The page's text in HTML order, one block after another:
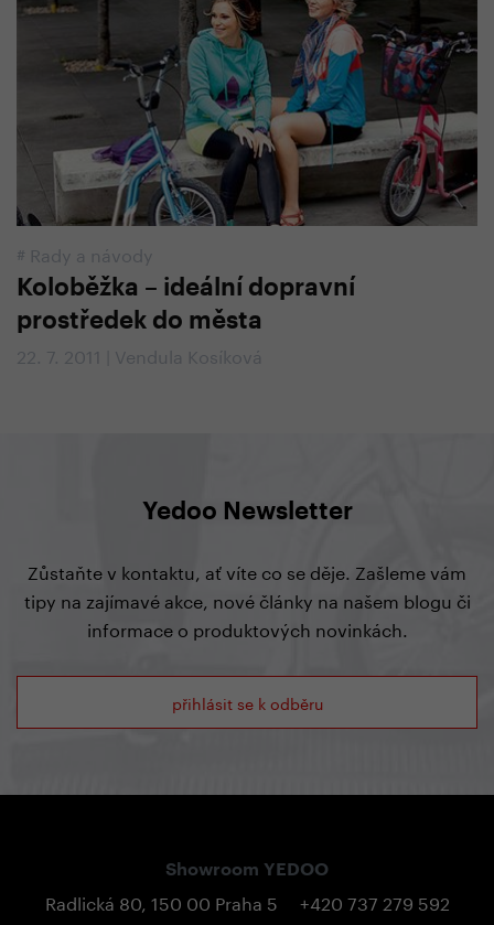
# Rady a návody
Koloběžka – ideální dopravní
prostředek do města
22. 7. 2011 | Vendula Kosíková
Yedoo Newsletter
Zůstaňte v kontaktu, ať víte co se děje. Zašleme vám
tipy na zajímavé akce, nové články na našem blogu či
informace o produktových novinkách.
přihlásit se k odběru
Showroom YEDOO
Radlická 80, 150 00 Praha 5
+420 737 279 592